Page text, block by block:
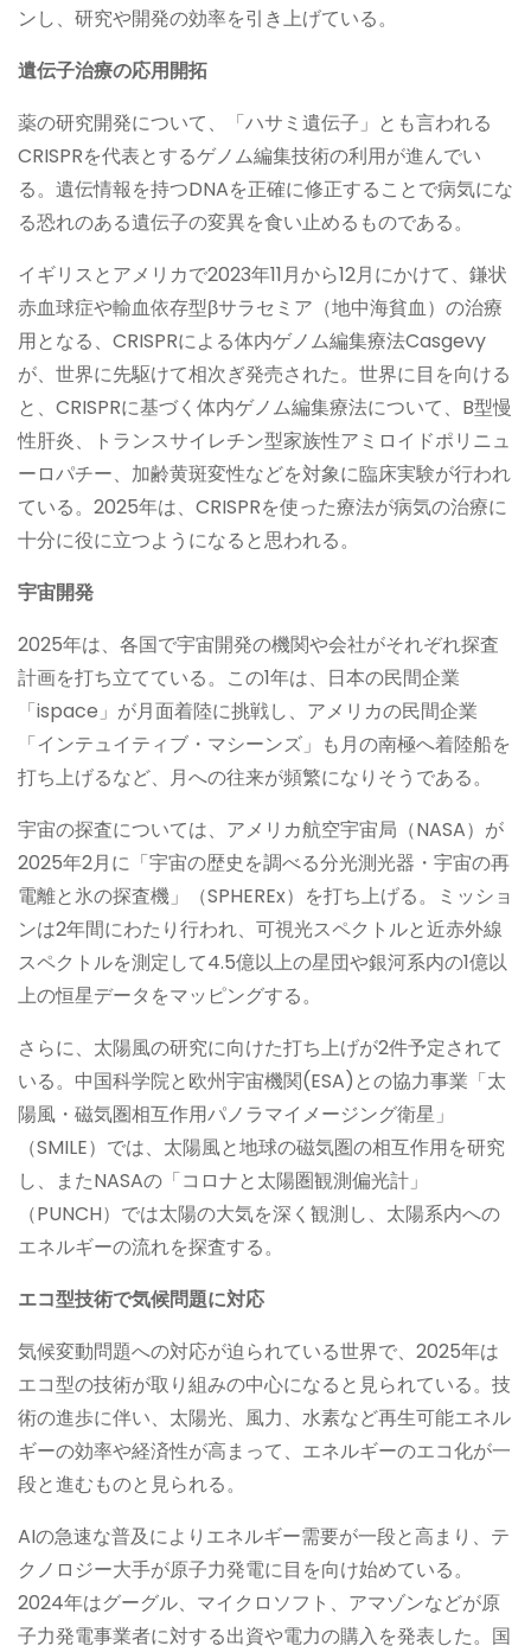
ンし、研究や開発の効率を引き上げている。
遺伝子治療の応用開拓
薬の研究開発について、「ハサミ遺伝子」とも言われる
CRISPRを代表とするゲノム編集技術の利用が進んでい
る。遺伝情報を持つDNAを正確に修正することで病気にな
る恐れのある遺伝子の変異を食い止めるものである。
イギリスとアメリカで2023年11月から12月にかけて、鎌状
赤血球症や輸血依存型βサラセミア（地中海貧血）の治療
用となる、CRISPRによる体内ゲノム編集療法Casgevy
が、世界に先駆けて相次ぎ発売された。世界に目を向ける
と、CRISPRに基づく体内ゲノム編集療法について、B型慢
性肝炎、トランスサイレチン型家族性アミロイドポリニュ
ーロパチー、加齢黄斑変性などを対象に臨床実験が行われ
ている。2025年は、CRISPRを使った療法が病気の治療に
十分に役に立つようになると思われる。
宇宙開発
2025年は、各国で宇宙開発の機関や会社がそれぞれ探査
計画を打ち立てている。この1年は、日本の民間企業
「ispace」が月面着陸に挑戦し、アメリカの民間企業
「インテュイティブ・マシーンズ」も月の南極へ着陸船を
打ち上げるなど、月への往来が頻繁になりそうである。
宇宙の探査については、アメリカ航空宇宙局（NASA）が
2025年2月に「宇宙の歴史を調べる分光測光器・宇宙の再
電離と氷の探査機」（SPHEREx）を打ち上げる。ミッショ
ンは2年間にわたり行われ、可視光スペクトルと近赤外線
スペクトルを測定して4.5億以上の星団や銀河系内の1億以
上の恒星データをマッピングする。
さらに、太陽風の研究に向けた打ち上げが2件予定されて
いる。中国科学院と欧州宇宙機関(ESA)との協力事業「太
陽風・磁気圏相互作用パノラマイメージング衛星」
（SMILE）では、太陽風と地球の磁気圏の相互作用を研究
し、またNASAの「コロナと太陽圏観測偏光計」
（PUNCH）では太陽の大気を深く観測し、太陽系内への
エネルギーの流れを探査する。
エコ型技術で気候問題に対応
気候変動問題への対応が迫られている世界で、2025年は
エコ型の技術が取り組みの中心になると見られている。技
術の進歩に伴い、太陽光、風力、水素など再生可能エネル
ギーの効率や経済性が高まって、エネルギーのエコ化が一
段と進むものと見られる。
AIの急速な普及によりエネルギー需要が一段と高まり、テ
クノロジー大手が原子力発電に目を向け始めている。
2024年はグーグル、マイクロソフト、アマゾンなどが原
子力発電事業者に対する出資や電力の購入を発表した。国